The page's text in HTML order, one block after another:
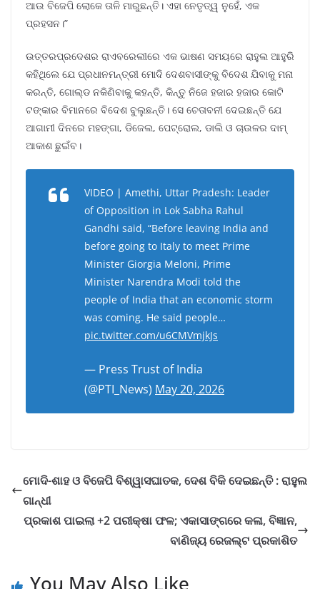
ଆଉ ବିଜେପି ଲୋକେ ତାଳି ମାରୁଛନ୍ତି। ଏହା ନେତୃତ୍ୱ ନୁହେଁ, ଏକ
ପ୍ରହସନ।”
ଉତ୍ତରପ୍ରଦେଶର ରାଏବରେଲୀରେ ଏକ ଭାଷଣ ସମୟରେ ରାହୁଲ ଆହୁରି
କହିଥିଲେ ଯେ ପ୍ରଧାନମନ୍ତ୍ରୀ ମୋଦି ଦେଶବାସୀଙ୍କୁ ବିଦେଶ ଯିବାକୁ ମନା
କରନ୍ତି, ଗୋଲ୍ଡ ନକିଣିବାକୁ କହନ୍ତି, କିନ୍ତୁ ନିଜେ ହଜାର ହଜାର କୋଟି
ଟଙ୍କାର ବିମାନରେ ବିଦେଶ ବୁଲୁଛନ୍ତି। ସେ ଚେତାବନୀ ଦେଇଛନ୍ତି ଯେ
ଆଗାମୀ ଦିନରେ ମହଙ୍ଗା, ଡିଜେଲ, ପେଟ୍ରୋଲ, ଡାଲି ଓ ଚାଉଳର ଦାମ୍
ଆକାଶ ଛୁଇଁବ।
VIDEO | Amethi, Uttar Pradesh: Leader
of Opposition in Lok Sabha Rahul
Gandhi said, “Before leaving India and
before going to Italy to meet Prime
Minister Giorgia Meloni, Prime
Minister Narendra Modi told the
people of India that an economic storm
was coming. He said people…
pic.twitter.com/u6CMVmjkJs
— Press Trust of India
(@PTI_News) May 20, 2026
ମୋଦି-ଶାହ ଓ ବିଜେପି ବିଶ୍ୱାସଘାତକ, ଦେଶ ବିକି ଦେଇଛନ୍ତି : ରାହୁଲ
ଗାନ୍ଧୀ
ପ୍ରକାଶ ପାଇଲା +2 ପରୀକ୍ଷା ଫଳ; ଏକାସାଙ୍ଗରେ କଳା, ବିଜ୍ଞାନ,
ବାଣିଜ୍ୟ ରେଜଲ୍ଟ ପ୍ରକାଶିତ
You May Also Like